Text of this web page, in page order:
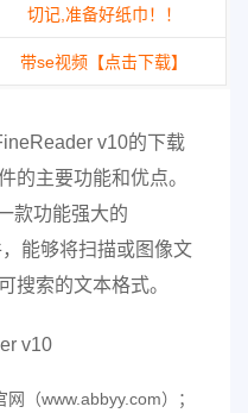
切记,准备好纸巾！！
带se视频【点击下载】
v10的下载
的主要功能和优点。
款功能强大的
能够将扫描或图像文
搜索的文本格式。
v10
（www.abbyy.com）；